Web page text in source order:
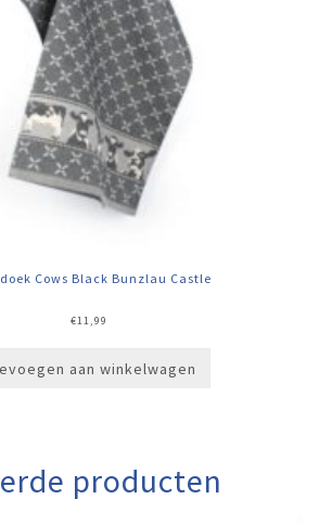
Cows Black Bunzlau Castle
€11,99
aan winkelwagen
producten